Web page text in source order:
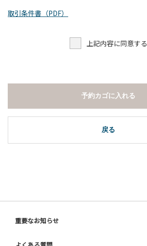
取引条件書（PDF）
上記内容に同意する
戻る
予約カゴに入れる
重要なお知らせ